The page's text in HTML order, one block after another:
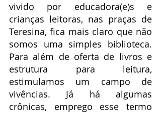
vivido por educadora(e)s e
crianças leitoras, nas praças de
Teresina, fica mais claro que não
somos uma simples biblioteca.
Para além de oferta de livros e
estrutura para leitura,
estimulamos um campo de
vivências. Já há algumas
crônicas, emprego esse termo